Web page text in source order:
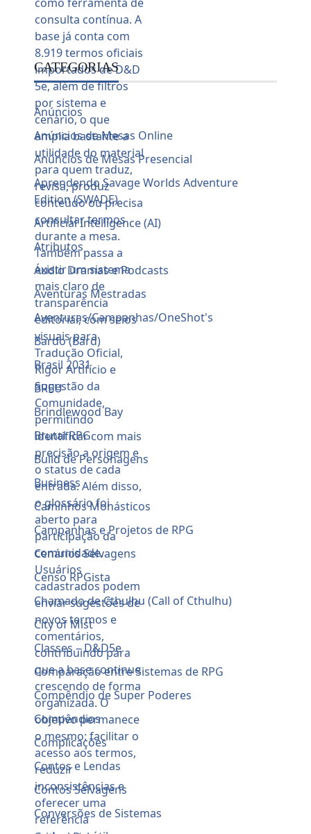
CATEGORIAS
Anúncios
Anúncios de Mesas Online
Anúncios de Mesas Presencial
Aprendendo Savage Worlds Adventure
Edition (SWADE)
Artificial Intelligence (AI)
Atributos
Áudio Dramas e Podcasts
Aventuras Mestradas
Aventuras/Campanhas/OneShot's
Bardo (Bard)
Brasil 2031
BREU
Brindlewood Bay
Brutal RPG
Build de Personagens
Business
Caminhos Monásticos
Campanhas e Projetos de RPG
Cenários Selvagens
Censo RPGista
Chamado de Cthulhu (Call of Cthulhu)
City of Mist
Classes – D&D5e
Comparação entre Sistemas de RPG
Compêndio de Super Poderes
Compêndios
Complicações
Contos e Lendas
Contos Selvagens
Conversões de Sistemas